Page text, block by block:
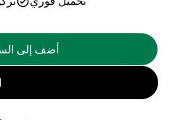
الكمية لـ قالب أدوات برو ليل
قالب أدوات برو ليل بيبي – قالب
أضف إلى